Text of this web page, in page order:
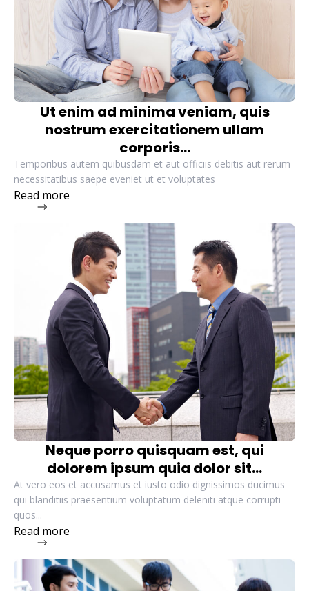
Ut enim ad minima veniam, quis
nostrum exercitationem ullam
corporis...
Temporibus autem quibusdam et aut officiis debitis aut rerum
necessitatibus saepe eveniet ut et voluptates
Read more
Neque porro quisquam est, qui
dolorem ipsum quia dolor sit...
At vero eos et accusamus et iusto odio dignissimos ducimus
qui blanditiis praesentium voluptatum deleniti atque corrupti
quos...
Read more